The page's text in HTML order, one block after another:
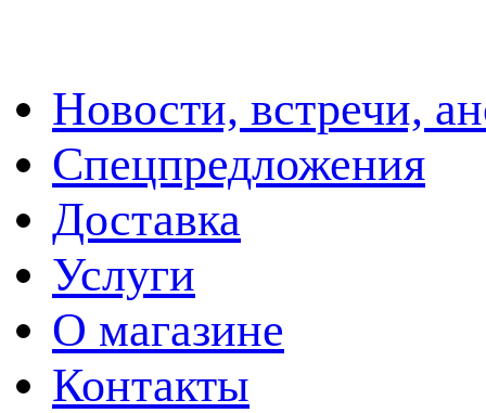
Новости, встречи,
Спецпредложения
Доставка
Услуги
О магазине
Контакты